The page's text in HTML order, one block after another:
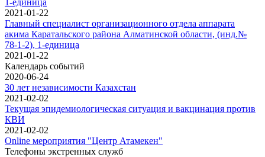
2021-01-22
Главный специалист организационного отдела аппарата
акима Каратальского района Алматинской области, (инд.№
78-1-2), 1-единица
2021-01-22
Календарь событий
2020-06-24
30 лет независимости Казахстан
2021-02-02
Текущая эпидемиологическая ситуация и вакцинация против
КВИ
2021-02-02
Online мероприятия "Центр Атамекен"
Телефоны экстренных служб